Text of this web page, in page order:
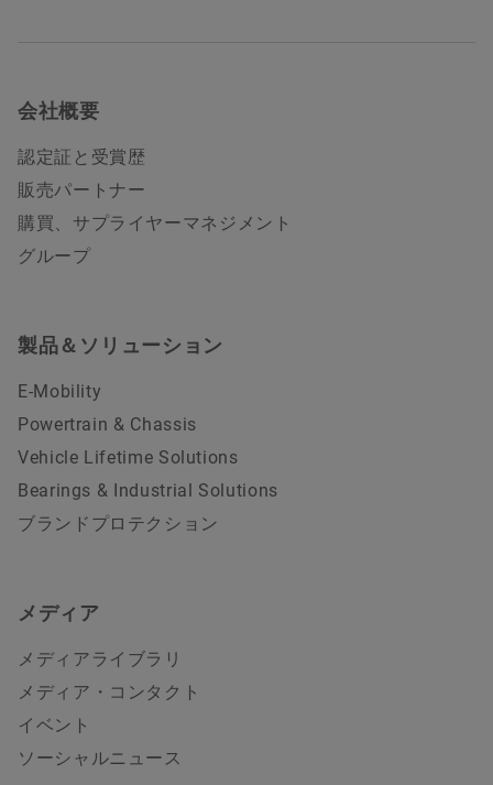
会社概要
認定証と受賞歴
販売パートナー
購買、サプライヤーマネジメント
グループ
製品＆ソリューション
E-Mobility
Powertrain & Chassis
Vehicle Lifetime Solutions
Bearings & Industrial Solutions
ブランドプロテクション
メディア
メディアライブラリ
メディア・コンタクト
イベント
ソーシャルニュース